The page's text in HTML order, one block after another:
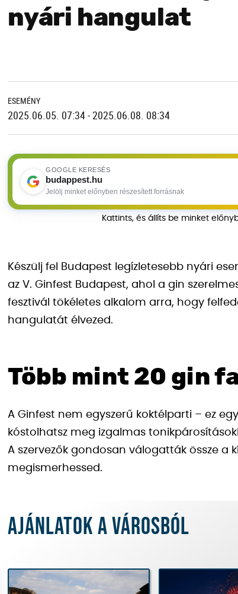
nyári hangulat
ESEMÉNY
2025.06.05. 07:34 - 2025.06.08. 08:34
GOOGLE KERESÉS
budappest.hu
Jelölj minket előnyben részesített forrásnak
Kattints, és állíts be minket
Készülj fel Budapest legízletesebb nyári
az V. Ginfest Budapest, ahol a gin
fesztivál tökéletes alkalom arra, hogy
hangulatát élvezed.
Több mint 20 gin
A Ginfest nem egyszerű koktélparti – ez
kóstolhatsz meg izgalmas
A szervezők gondosan válogatták össze
megismerhessed.
Ajánlatok a városból